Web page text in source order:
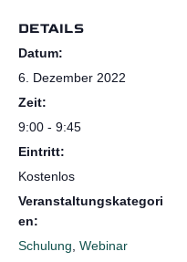
DETAILS
Datum:
6. Dezember 2022
Zeit:
9:00 - 9:45
Eintritt:
Kostenlos
Veranstaltungskategori
en:
Schulung Webinar